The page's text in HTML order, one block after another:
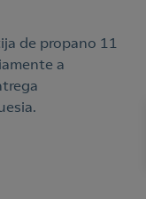
de propano 11
a